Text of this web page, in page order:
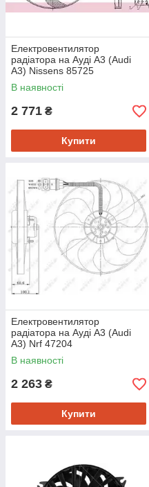
Електровентилятор
радіатора на Ауді A3 (Audi
A3) Nissens 85725
В наявності
2 771 ₴
Купити
Електровентилятор
радіатора на Ауді A3 (Audi
A3) Nrf 47204
В наявності
2 263 ₴
Купити